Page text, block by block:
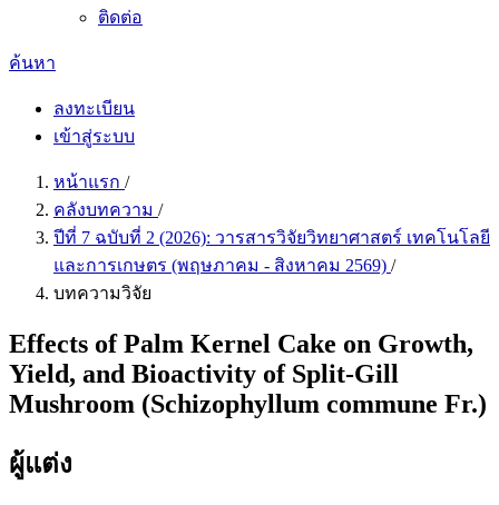
ติดต่อ
ค้นหา
ลงทะเบียน
เข้าสู่ระบบ
หน้าแรก /
คลังบทความ /
ปีที่ 7 ฉบับที่ 2 (2026): วารสารวิจัยวิทยาศาสตร์ เทคโนโลยี
และการเกษตร (พฤษภาคม - สิงหาคม 2569) /
บทความวิจัย
Effects of Palm Kernel Cake on Growth,
Yield, and Bioactivity of Split-Gill
Mushroom (Schizophyllum commune Fr.)
ผู้แต่ง